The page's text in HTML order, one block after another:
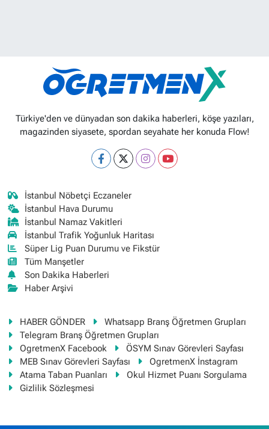
Türkiye'den ve dünyadan son dakika haberleri, köşe yazıları,
magazinden siyasete, spordan seyahate her konuda Flow!
İstanbul Nöbetçi Eczaneler
İstanbul Hava Durumu
İstanbul Namaz Vakitleri
İstanbul Trafik Yoğunluk Haritası
Süper Lig Puan Durumu ve Fikstür
Tüm Manşetler
Son Dakika Haberleri
Haber Arşivi
HABER GÖNDER
Whatsapp Branş Öğretmen Grupları
Telegram Branş Öğretmen Grupları
OgretmenX Facebook
ÖSYM Sınav Görevleri Sayfası
MEB Sınav Görevleri Sayfası
OgretmenX İnstagram
Atama Taban Puanları
Okul Hizmet Puanı Sorgulama
Gizlilik Sözleşmesi